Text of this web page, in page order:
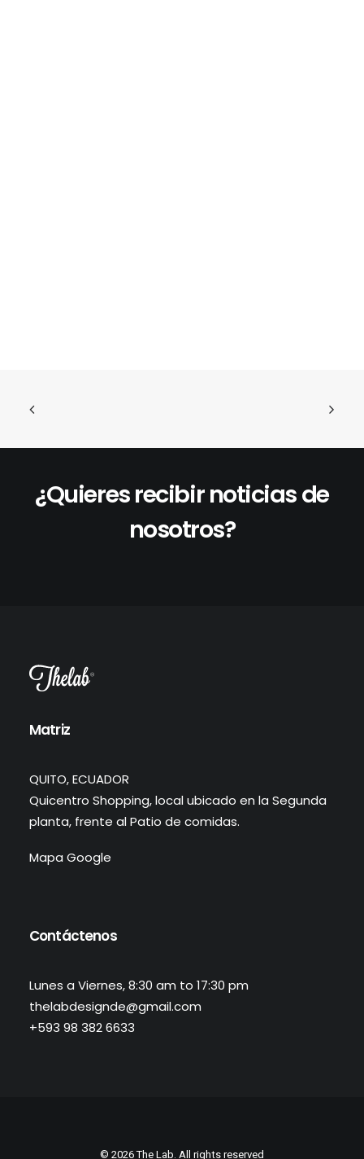
¿Quieres recibir noticias de
nosotros?
Matriz
QUITO, ECUADOR
Quicentro Shopping, local ubicado en la Segunda
planta, frente al Patio de comidas.
Mapa Google
Contáctenos
Lunes a Viernes, 8:30 am to 17:30 pm
thelabdesignde@gmail.com
+593 98 382 6633
© 2026 The Lab. All rights reserved